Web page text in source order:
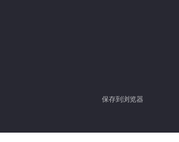
保存到浏览器